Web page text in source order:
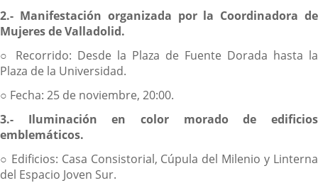
2.- Manifestación organizada por la Coordinadora de
Mujeres de Valladolid.
○ Recorrido: Desde la Plaza de Fuente Dorada hasta la
Plaza de la Universidad.
○ Fecha: 25 de noviembre, 20:00.
3.- Iluminación en color morado de edificios
emblemáticos.
○ Edificios: Casa Consistorial, Cúpula del Milenio y Linterna
del Espacio Joven Sur.